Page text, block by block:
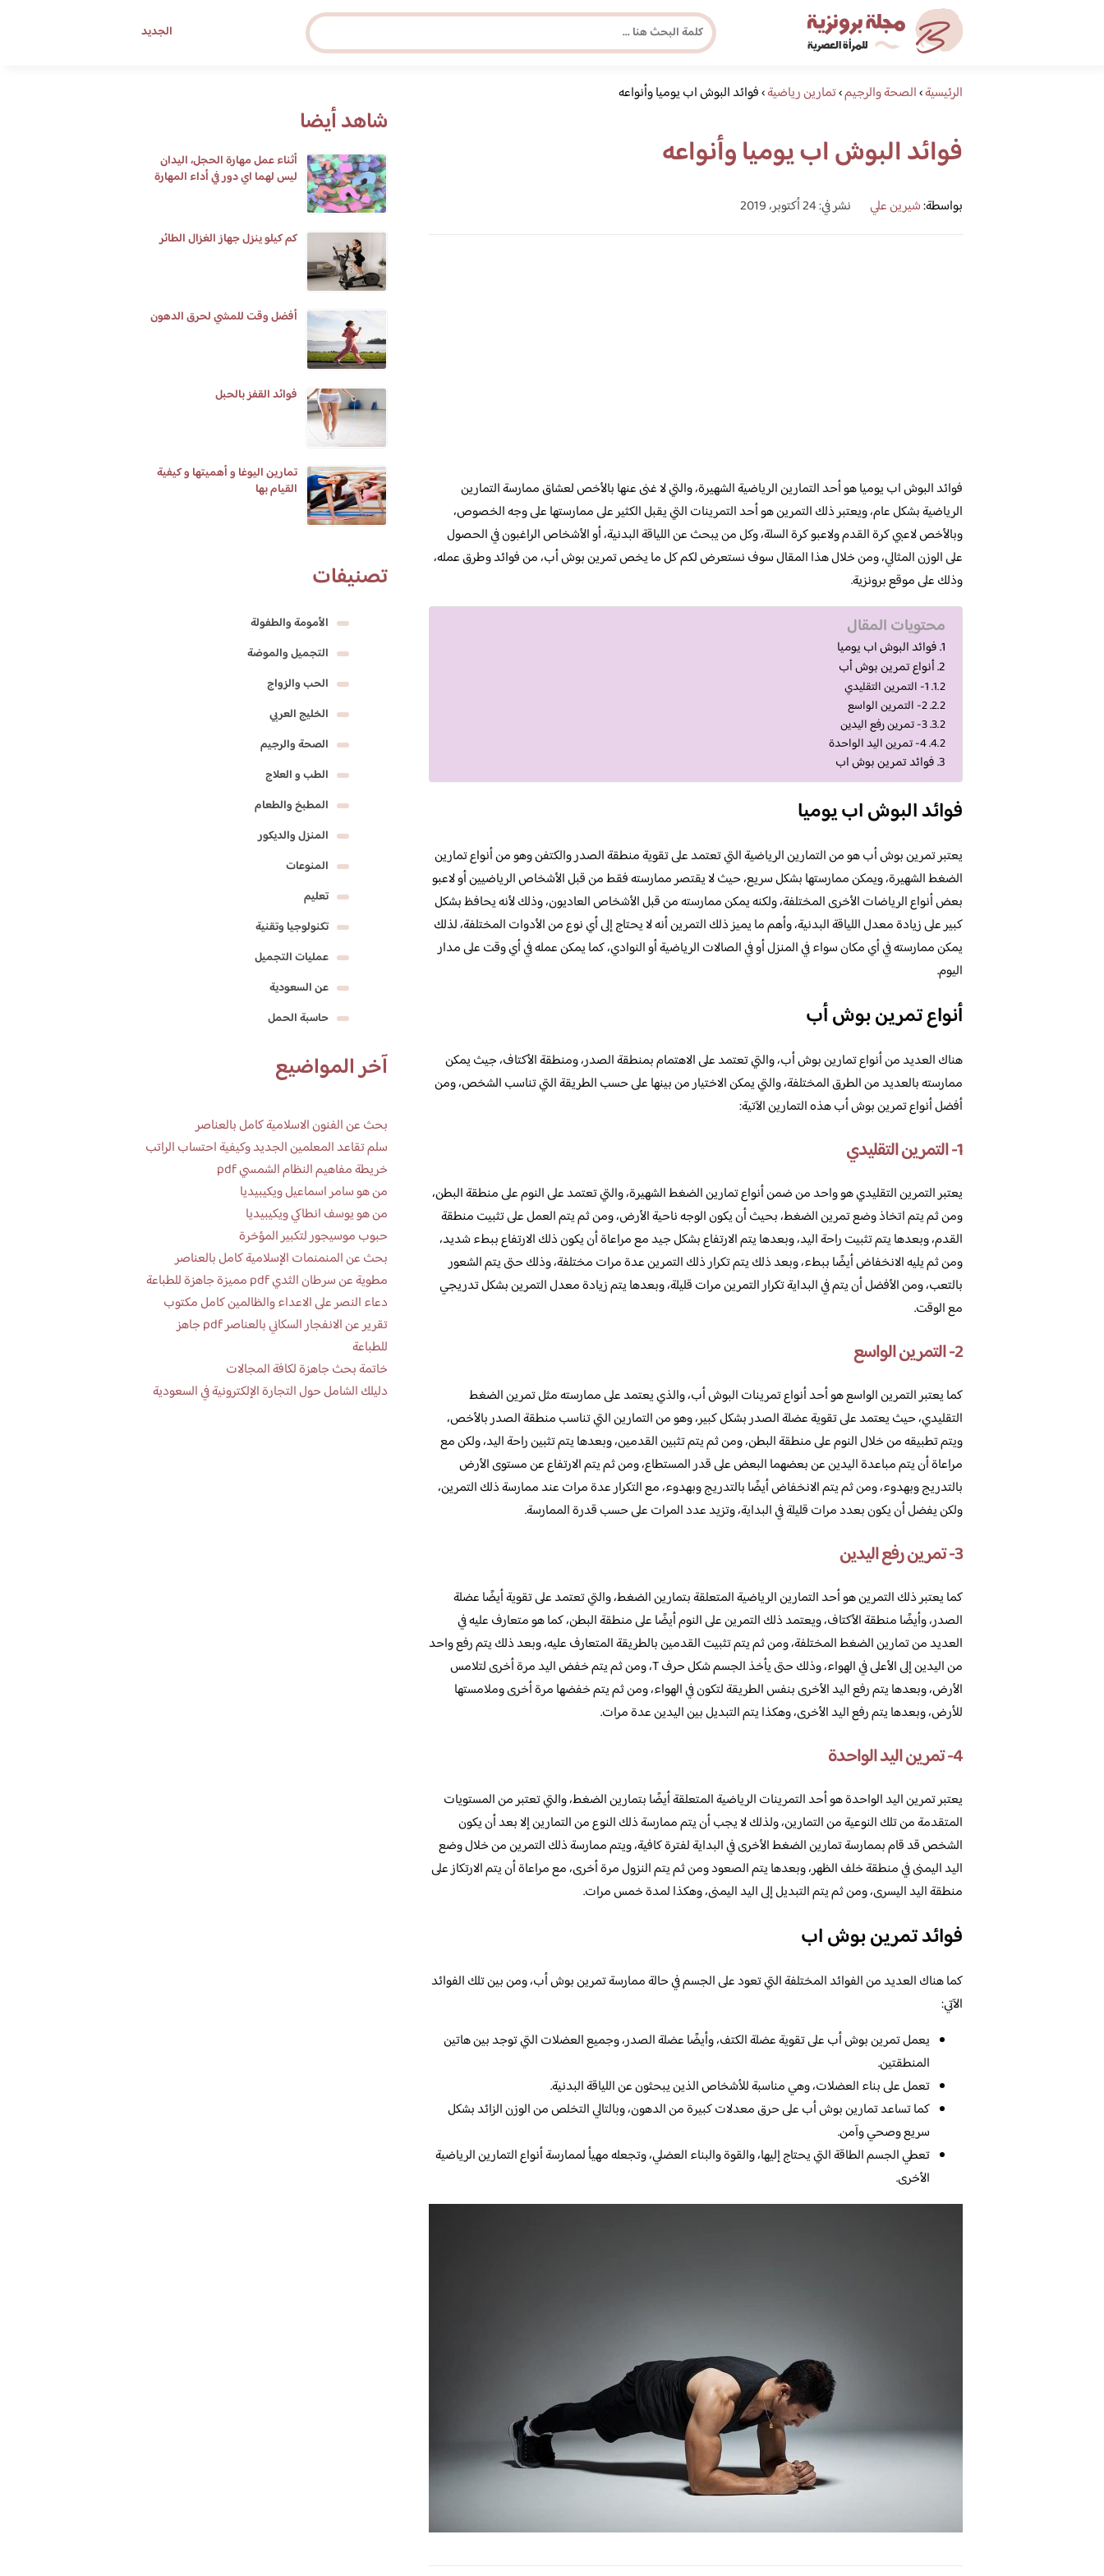
الجديد
مجلة برونزية للفتاة العصرية الرئيسية›الصحة والرجيم›تمارين رياضية›فوائد البوش اب يوميا وأنواعه
فوائد البوش اب يوميا وأنواعه
بواسطة:شيرين علي نشر في: 24 أكتوبر، 2019
فوائد البوش اب يوميا هو أحد التمارين الرياضية الشهيرة، والتي لا غنى عنها بالأخص لعشاق ممارسة التمارين
الرياضية بشكل عام، ويعتبر ذلك التمرين هو أحد التمرينات التي يقبل الكثير على ممارستها على وجه الخصوص،
وبالأخص لاعبي كرة القدم ولاعبو كرة السلة، وكل من يبحث عن اللياقة البدنية، أو الأشخاص الراغبون في الحصول
على الوزن المثالي، ومن خلال هذا المقال سوف نستعرض لكم كل ما يخص تمرين بوش أب، من فوائد وطرق عمله،
وذلك على موقع برونزية.
محتويات المقال
فوائد البوش اب يوميا
أنواع تمرين بوش أب
1- التمرين التقليدي
2- التمرين الواسع
3- تمرين رفع اليدين
4- تمرين اليد الواحدة
فوائد تمرين بوش اب
فوائد البوش اب يوميا
يعتبر تمرين بوش أب هو من التمارين الرياضية التي تعتمد على تقوية منطقة الصدر والكتفن وهو من أنواع تمارين
الضغط الشهيرة، ويمكن ممارستها بشكل سريع، حيث لا يقتصر ممارسته فقط من قبل الأشخاص الرياضيين أو لاعبو
بعض أنواع الرياضات الأخرى المختلفة، ولكنه يمكن ممارسته من قبل الأشخاص العاديون، وذلك لأنه يحافظ بشكل
كبير على زيادة معدل اللياقة البدنية، وأهم ما يميز ذلك التمرين أنه لا يحتاج إلى أي نوع من الأدوات المختلفة، لذلك
يمكن ممارسته في أي مكان سواء في المنزل أو في الصالات الرياضية أو النوادي، كما يمكن عمله في أي وقت على مدار
اليوم.
أنواع تمرين بوش أب
هناك العديد من أنواع تمارين بوش أب، والتي تعتمد على الاهتمام بمنطقة الصدر، ومنطقة الأكتاف، جيث يمكن
ممارسته بالعديد من الطرق المختلفة، والتي يمكن الاختيار من بينها على حسب الطريقة التي تناسب الشخص، ومن
أفضل أنواع تمرين بوش أب هذه التمارين الآتية:
1- التمرين التقليدي
يعتبر التمرين التقليدي هو واحد من ضمن أنواع تمارين الضغط الشهيرة، والتي تعتمد على النوم على منطقة البطن،
ومن ثم يتم اتخاذ وضع تمرين الضغط، بحيث أن يكون الوجه ناحية الأرض، ومن ثم يتم العمل على تثبيت منطقة
القدم، وبعدها يتم تثبيت راحة اليد، وبعدها يتم الارتفاع بشكل جيد مع مراعاة أن يكون ذلك الارتفاع ببطء شديد،
ومن ثم يليه الانخفاض أيضًا ببطء، وبعد ذلك يتم تكرار ذلك التمرين عدة مرات مختلفة، وذلك حتى يتم الشعور
بالتعب، ومن الأفضل أن يتم في البداية تكرار التمرين مرات قليلة، وبعدها يتم زيادة معدل التمرين بشكل تدريجي
مع الوقت.
2- التمرين الواسع
كما يعتبر التمرين الواسع هو أحد أنواع تمرينات البوش أب، والذي يعتمد على ممارسته مثل تمرين الضغط
التقليدي، حيث يعتمد على تقوية عضلة الصدر بشكل كبير، وهو من التمارين التي تناسب منطقة الصدر بالأخص،
ويتم تطبيقه من خلال النوم على منطقة البطن، ومن ثم يتم تثبين القدمين، وبعدها يتم تثبين راحة اليد، ولكن مع
مراعاة أن يتم مباعدة اليدين عن بعضهما البعض على قدر المستطاع، ومن ثم يتم الارتفاع عن مستوى الأرض
بالتدريج وبهدوء، ومن ثم يتم الانخفاض أيضًا بالتدريج وبهدوء، مع التكرار عدة مرات عند ممارسة ذلك التمرين،
ولكن يفضل أن يكون بعدد مرات قليلة في البداية، وتزيد عدد المرات على حسب قدرة الممارسة.
3- تمرين رفع اليدين
كما يعتبر ذلك التمرين هو أحد التمارين الرياضية المتعلقة بتمارين الضغط، والتي تعتمد على تقوية أيضًا عضلة
الصدر، وأيضًا منطقة الأكتاف، ويعتمد ذلك التمرين على النوم أيضًا على منطقة البطن، كما هو متعارف عليه في
العديد من تمارين الضغط المختلفة، ومن ثم يتم تثبيت القدمين بالطريقة المتعارف عليه، وبعد ذلك يتم رفع واحد
من اليدين إلى الأعلى في الهواء، وذلك حتى يأخذ الجسم شكل حرف T، ومن ثم يتم خفض اليد مرة أخرى لتلامس
الأرض، وبعدها يتم رفع اليد الأخرى بنفس الطريقة لتكون في الهواء، ومن ثم يتم خفضها مرة أخرى وملامستها
للأرض، وبعدها يتم رفع اليد الأخرى، وهكذا يتم التبديل بين اليدين عدة مرات.
4- تمرين اليد الواحدة
يعتبر تمرين اليد الواحدة هو أحد التمرينات الرياضية المتعلقة أيضًا بتمارين الضغط، والتي تعتبر من المستويات
المتقدمة من تلك النوعية من التمارين، ولذلك لا يجب أن يتم ممارسة ذلك النوع من التمارين إلا بعد أن يكون
الشخص قد قام بممارسة تمارين الضغط الأخرى في البداية لفترة كافية، ويتم ممارسة ذلك التمرين من خلال وضع
اليد اليمنى في منطقة خلف الظهر، وبعدها يتم الصعود ومن ثم يتم النزول مرة أخرى، مع مراعاة أن يتم الارتكاز على
منطقة اليد اليسرى، ومن ثم يتم التبديل إلى اليد اليمنى، وهكذا لمدة خمس مرات.
فوائد تمرين بوش اب
كما هناك العديد من الفوائد المختلفة التي تعود على الجسم في حالة ممارسة تمرين بوش أب، ومن بين تلك الفوائد
الآتي:
يعمل تمرين بوش أب على تقوية عضلة الكتف، وأيضًا عضلة الصدر، وجميع العضلات التي توجد بين هاتين
المنطقتين.
تعمل على بناء العضلات، وهي مناسبة للأشخاص الذين يبحثون عن اللياقة البدنية.
كما تساعد تمارين بوش أب على حرق معدلات كبيرة من الدهون، وبالتالي التخلص من الوزن الزائد بشكل
سريع وصحي وآمن.
تعطي الجسم الطاقة التي يحتاج إليها، والقوة والبناء العضلي، وتجعله مهيأ لممارسة أنواع التمارين الرياضية
الأخرى.
شاهد أيضا
أثناء عمل مهارة الحجل، اليدان
ليس لهما اي دور في أداء المهارة
كم كيلو ينزل جهاز الغزال الطائر
أفضل وقت للمشي لحرق الدهون
فوائد القفز بالحبل
تمارين اليوغا و أهميتها و كيفية
القيام بها
تصنيفات
الأمومة والطفولة
التجميل والموضة
الحب والزواج
الخليج العربي
الصحة والرجيم
الطب و العلاج
المطبخ والطعام
المنزل والديكور
المنوعات
تعليم
تكنولوجيا وتقنية
عمليات التجميل
عن السعودية
حاسبة الحمل
آخر المواضيع
بحث عن الفنون الاسلامية كامل بالعناصر
سلم تقاعد المعلمين الجديد وكيفية احتساب الراتب
خريطة مفاهيم النظام الشمسي pdf
من هو سامر اسماعيل ويكيبيديا
من هو يوسف انطاكي ويكيبيديا
حبوب موسيجور لتكبير المؤخرة
بحث عن المنمنمات الإسلامية كامل بالعناصر
مطوية عن سرطان الثدي pdf مميزة جاهزة للطباعة
دعاء النصر على الاعداء والظالمين كامل مكتوب
تقرير عن الانفجار السكاني بالعناصر pdf جاهز
للطباعة
خاتمة بحث جاهزة لكافة المجالات
دليلك الشامل حول التجارة الإلكترونية في السعودية